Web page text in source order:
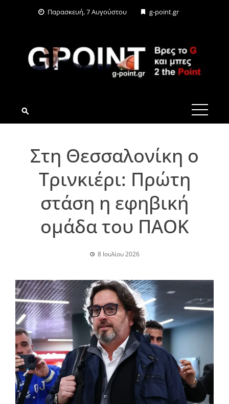
Παρασκευή, 7 Αυγούστου g-point.gr
G-POINT.GR
Στη Θεσσαλονίκη ο
Τρινκιέρι: Πρώτη
στάση η εφηβική
ομάδα του ΠΑΟΚ
8 Ιουλίου 2026